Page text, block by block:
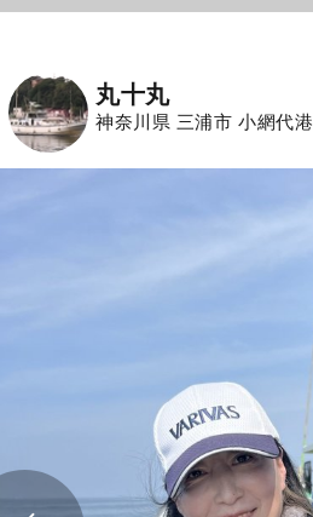
丸十丸
神奈川県 三浦市 小網代港